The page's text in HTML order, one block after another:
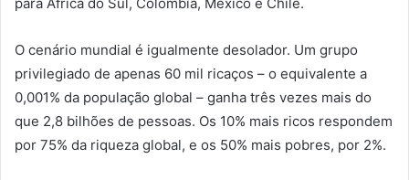
para África do Sul, Colômbia, México e Chile.
O cenário mundial é igualmente desolador. Um grupo
privilegiado de apenas 60 mil ricaços – o equivalente a
0,001% da população global – ganha três vezes mais do
que 2,8 bilhões de pessoas. Os 10% mais ricos respondem
por 75% da riqueza global, e os 50% mais pobres, por 2%.